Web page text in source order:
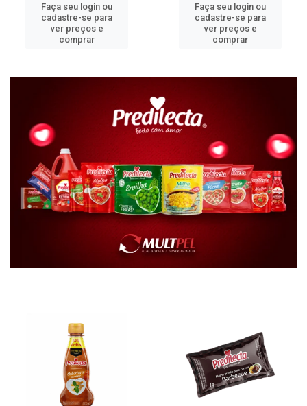
Faça seu login ou
cadastre-se para
ver preços e
comprar
Faça seu login ou
cadastre-se para
ver preços e
comprar